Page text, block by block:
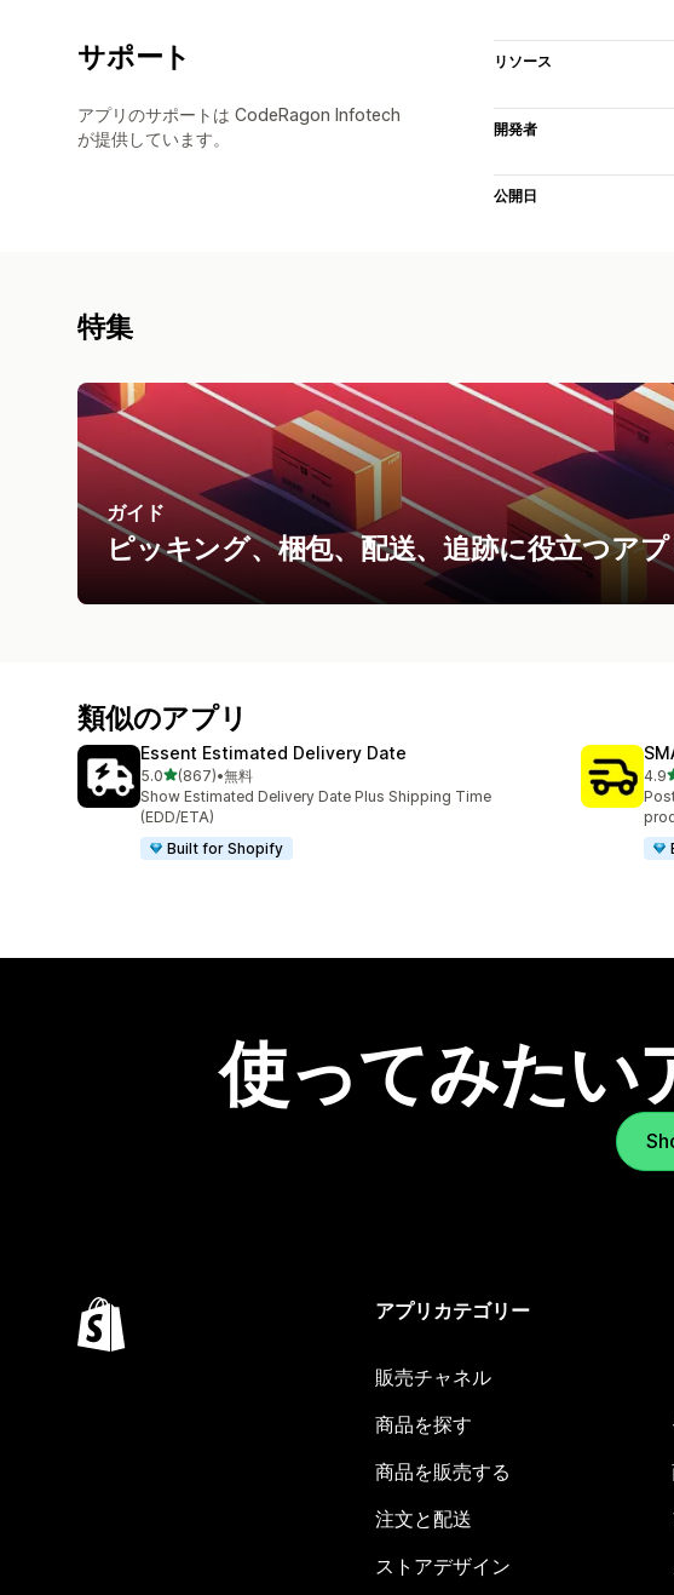
サポート
アプリのサポートは CodeRagon Infotech
が提供しています。
リソース
開発者
公開日
特集
ガイド
ピッキング、梱包、配送、追跡に役立つアプ
類似のアプリ
Essent Estimated Delivery Date
5.05つ星中
(867)
合計レビュー数：867件
•無料
Show Estimated Delivery Date Plus Shipping Time
(EDD/ETA)
Built for Shopify
4.9
合
使ってみたい
アプリカテゴリー
販売チャネル
商品を探す
商品を販売する
注文と配送
ストアデザイン